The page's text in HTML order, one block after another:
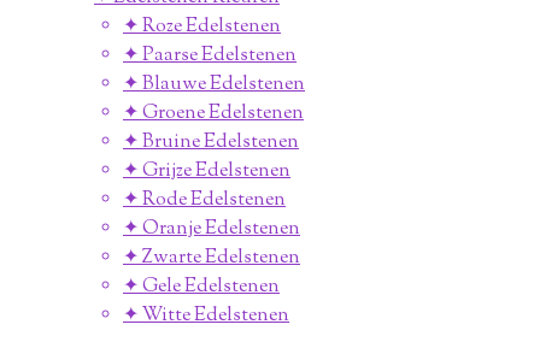
✦ Roze Edelstenen
✦ Paarse Edelstenen
✦ Blauwe Edelstenen
✦ Groene Edelstenen
✦ Bruine Edelstenen
✦ Grijze Edelstenen
✦ Rode Edelstenen
✦ Oranje Edelstenen
✦ Zwarte Edelstenen
✦ Gele Edelstenen
✦ Witte Edelstenen